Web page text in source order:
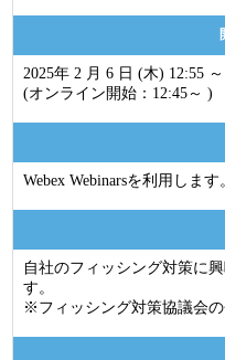
2025年 2 月 6 日 (木) 12:55
(オンライン開始：12:45～ )
Webex Webinarsを利用します
自社のフィッシング対策に
す。
※フィッシング対策協議会の